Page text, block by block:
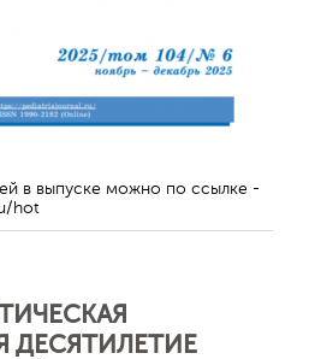
в выпуске можно по ссылке -
hot
ДЕСЯТИЛЕТИЕ